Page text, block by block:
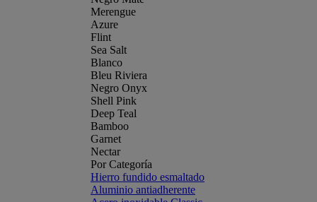
Merengue
Azure
Flint
Sea Salt
Blanco
Bleu Riviera
Negro Onyx
Shell Pink
Deep Teal
Bamboo
Garnet
Nectar
Por Categoría
Hierro fundido esmaltado
Aluminio antiadherente